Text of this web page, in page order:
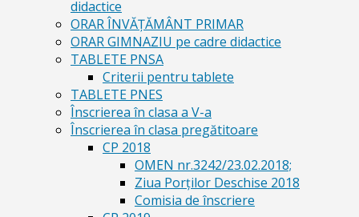
didactice
ORAR ÎNVĂȚĂMÂNT PRIMAR
ORAR GIMNAZIU pe cadre didactice
TABLETE PNSA
Criterii pentru tablete
TABLETE PNES
Înscrierea în clasa a V-a
Înscrierea în clasa pregătitoare
CP 2018
OMEN nr.3242/23.02.2018;
Ziua Porților Deschise 2018
Comisia de înscriere